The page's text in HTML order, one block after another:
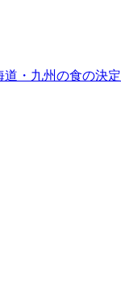
・九州の食の決